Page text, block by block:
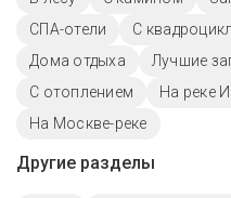
СПА-отели
С
Дома отдыха
Лучшие
С отоплением
На реке
На Москве-реке
Другие разделы